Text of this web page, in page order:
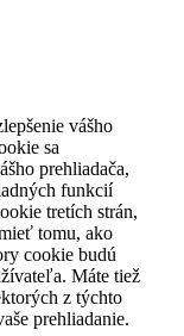
vášho
sa
prehliadača,
funkcií
tretích strán,
tomu, ako
cookie budú
Máte tiež
z týchto
prehliadanie.